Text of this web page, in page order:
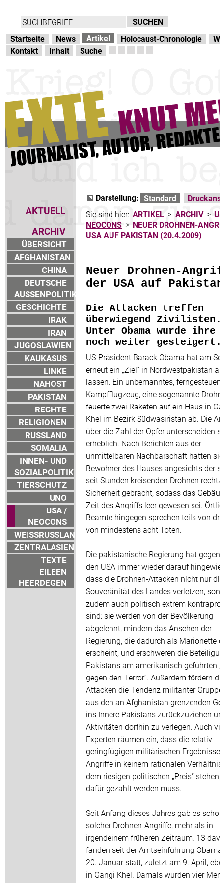
Startseite News Artikel Holocaust-Chronologie
Kontakt
Inhalt Suche
AKTUELL
ARCHIV
ÜBERSICHT
AFGHANISTAN
CHINA
DEUTSCHE
AUSSENPOLITIK
GESCHICHTE
IRAK
IRAN
JUGOSLAWIEN
KAUKASUS
LINKE
NAHOST
PAKISTAN
RECHTE
RELIGIONEN
RUSSLAND
SOMALIA
INNEN- UND
SOZIALPOLITIK
TIERSCHUTZ
UNO
USA /
NEOCONS
WEISSRUSSLAND
ZENTRALASIEN
TEXTE
EILEEN
HEERDEGEN
Darstellung: Standard
Sie sind hier: ARTIKEL > ARCHIV >
NEOCONS > NEUER DROHNEN-
USA AUF PAKISTAN (20.4.2009)
Neuer Drohnen-
der USA auf
Die Attacken treffen
überwiegend
Unter Obama wurde
noch weiter
US-Präsident Barack Obama hat am
erneut ein „Ziel“ in Nordwestpakistan
lassen. Ein unbemanntes,
Kampfflugzeug, eine sogenannte
feuerte zwei Raketen auf ein Haus in
Khel im Bezirk Südwasiristan ab. Die
über die Zahl der Opfer unterscheiden
erheblich. Nach Berichten aus der
unmittelbaren Nachbarschaft hatten
Bewohner des Hauses angesichts der
seit Stunden kreisenden Drohnen
Sicherheit gebracht, sodass das
Zeit des Angriffs leer gewesen sei.
Beamte hingegen sprechen teils von
von mindestens acht Toten.
Die pakistanische Regierung hat
den USA immer wieder darauf
dass die Drohnen-Attacken nicht nur
Souveränität des Landes verletzen,
zudem auch politisch extrem
sind: sie werden von der Bevölkerung
abgelehnt, mindern das Ansehen der
Regierung, die dadurch als Marionette
erscheint, und erschweren die
Pakistans am amerikanisch geführten
gegen den Terror“. Außerdem fördern
Attacken die Tendenz militanter
aus den an Afghanistan grenzenden
ins Innere Pakistans zurückzuziehen
Aktivitäten dorthin zu verlegen. Auch
Experten räumen ein, dass die relativ
geringfügigen militärischen
Angriffe in keinem rationalen
dem riesigen politischen „Preis“
dafür gezahlt werden muss.
Seit Anfang dieses Jahres gab es
solcher Drohnen-Angriffe, mehr als in
irgendeinem früheren Zeitraum. 13
fanden seit der Amtseinführung
20. Januar statt, zuletzt am 9. April,
in Gangi Khel. Damals wurden vier